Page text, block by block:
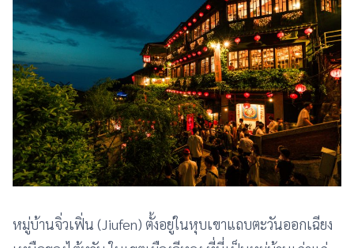
หมู่บ้านจิ่วเฟิ่น (Jiufen) ตั้งอยู่ในหุบเขาแถบตะวันออกเฉียง